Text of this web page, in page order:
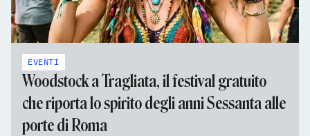
EVENTI
Woodstock a Tragliata, il festival gratuito
che riporta lo spirito degli anni Sessanta alle
porte di Roma